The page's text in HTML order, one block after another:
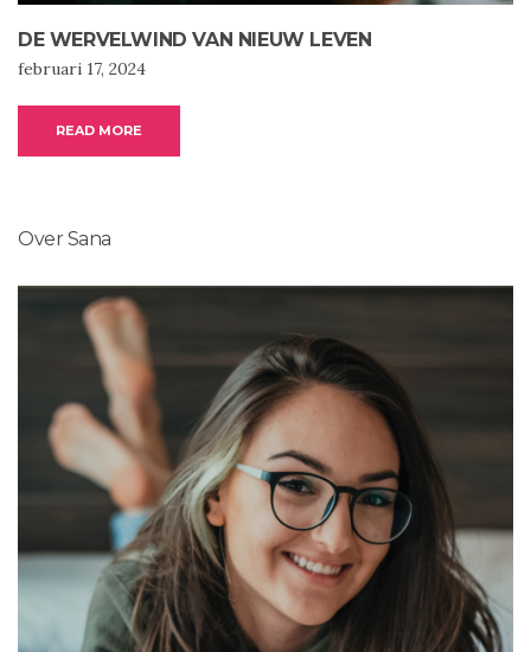
DE WERVELWIND VAN NIEUW LEVEN
februari 17, 2024
READ MORE
Over Sana